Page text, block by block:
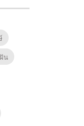
น